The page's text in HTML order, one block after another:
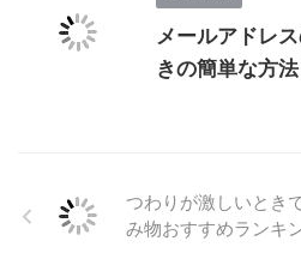
メールアドレ
きの簡単な方
つわりが激しいとき
み物おすすめランキ